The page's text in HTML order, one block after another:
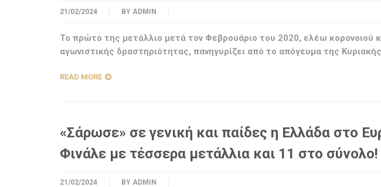
21/02/2024 BY ADMIN
Το πρώτο της μετάλλιο μετά τον Φεβρουάριο του 2020, ελέω κορονοιού
αγωνιστικής δραστηριότητας, πανηγυρίζει από το απόγευμα της
READ MORE
«Σάρωσε» σε γενική και παίδες η Ελλάδα στο
Φινάλε με τέσσερα μετάλλια και 11 στο
21/02/2024 BY ADMIN